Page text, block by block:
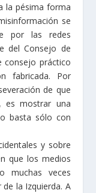
la pésima forma
se
por las redes
del Consejo de
consejo práctico
fabricada. Por
de que
es mostrar una
basta sólo con
y sobre
que los medios
muchas veces
la Izquierda. A